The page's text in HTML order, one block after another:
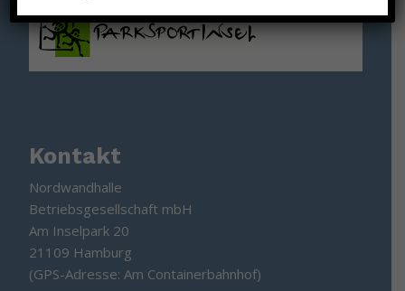
Kontakt
Nordwandhalle
Betriebsgesellschaft mbH
Am Inselpark 20
21109 Hamburg
(GPS-Adresse: Am Containerbahnhof)